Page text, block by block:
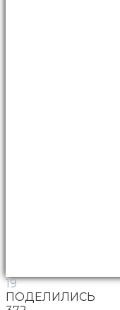
19
ПОДЕЛИЛИСЬ